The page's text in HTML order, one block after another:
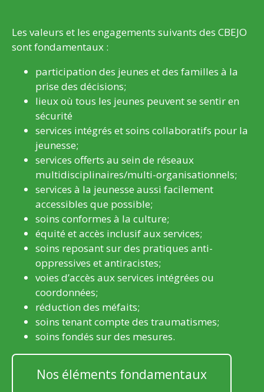
Les valeurs et les engagements suivants des CBEJO
sont fondamentaux :
participation des jeunes et des familles à la
prise des décisions;
lieux où tous les jeunes peuvent se sentir en
sécurité
services intégrés et soins collaboratifs pour la
jeunesse;
services offerts au sein de réseaux
multidisciplinaires/multi-organisationnels;
services à la jeunesse aussi facilement
accessibles que possible;
soins conformes à la culture;
équité et accès inclusif aux services;
soins reposant sur des pratiques anti-
oppressives et antiracistes;
voies d’accès aux services intégrées ou
coordonnées;
réduction des méfaits;
soins tenant compte des traumatismes;
soins fondés sur des mesures.
Nos éléments fondamentaux